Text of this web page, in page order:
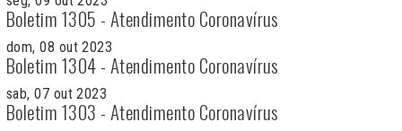
Boletim 1305 - Atendimento Coronavírus
dom, 08 out 2023
Boletim 1304 - Atendimento Coronavírus
sab, 07 out 2023
Boletim 1303 - Atendimento Coronavírus